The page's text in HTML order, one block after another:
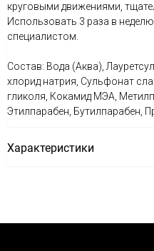
круговыми движениями,
Использовать 3 раза в
специалистом.
Состав: Вода (Аква),
хлорид натрия, Сульфонат
гликоля, Кокамид МЭА,
Этилпарабен, Бутилпарабен,
Характеристики